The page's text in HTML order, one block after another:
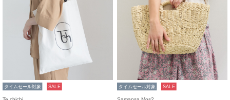
タイムセール対象 SALE タイムセール対象 SALE